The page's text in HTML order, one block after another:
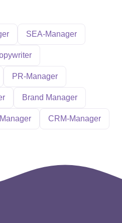
SEA-Manager
PR-Manager
Brand Manager
CRM-Manager